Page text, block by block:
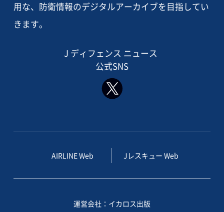
用な、防衛情報のデジタルアーカイブを目指してい
きます。
J ディフェンス ニュース
公式SNS
AIRLINE Web Jレスキュー Web
運営会社：イカロス出版